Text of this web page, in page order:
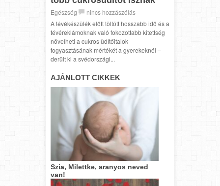
Egészség
nincs hozzászólás
A tévékészülék előtt töltött hosszabb idő és a
tévéreklámoknak való fokozottabb kitettség
növelheti a cukros üdítőitalok
fogyasztásának mértékét a gyerekeknél –
derült ki a svédországi...
AJÁNLOTT CIKKEK
Szia, Milettke, aranyos neved
van!